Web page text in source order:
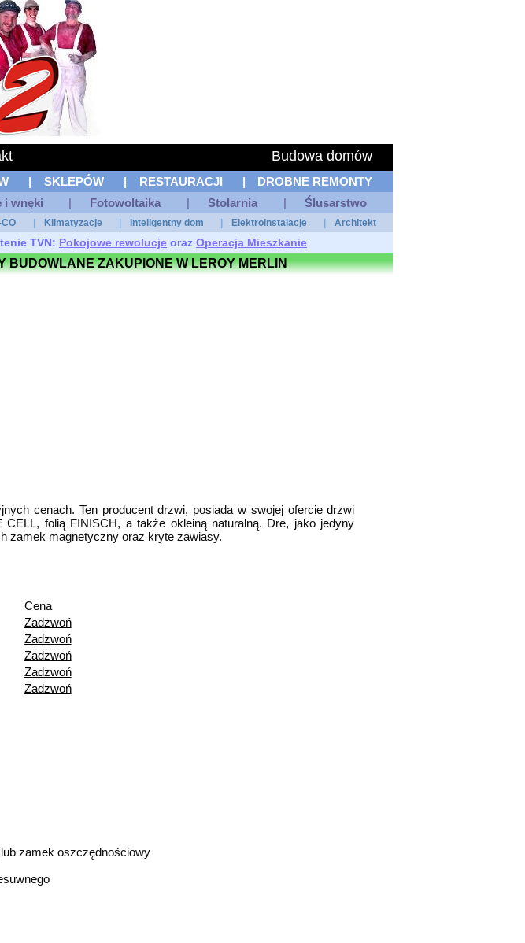
Budowa domów
| SKLEPÓW | RESTAURACJI |
DROBNE REMONTY
i wnęki | Fotowoltaika | Stolarnia | Ślusarstwo
Klimatyzacje Inteligentny dom Elektroinstalacje Architekt
TVN: Pokojowe rewolucje oraz Operacja Mieszkanie
BUDOWLANE ZAKUPIONE W LEROY MERLIN
cenach. Ten producent drzwi, posiada w swojej ofercie drzwi
folią FINISCH, a także okleiną naturalną. Dre, jako jedyny
zamek magnetyczny oraz kryte zawiasy.
Cena
Zadzwoń
Zadzwoń
Zadzwoń
Zadzwoń
Zadzwoń
lub zamek oszczędnościowy